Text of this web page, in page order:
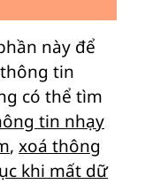
này để
tin
có thể tìm
tin nhạy
, xoá thông
khi mất dữ